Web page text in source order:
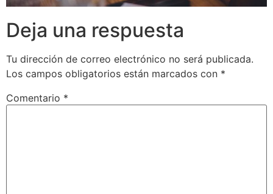
Deja una respuesta
Tu dirección de correo electrónico no será publicada.
Los campos obligatorios están marcados con *
Comentario *